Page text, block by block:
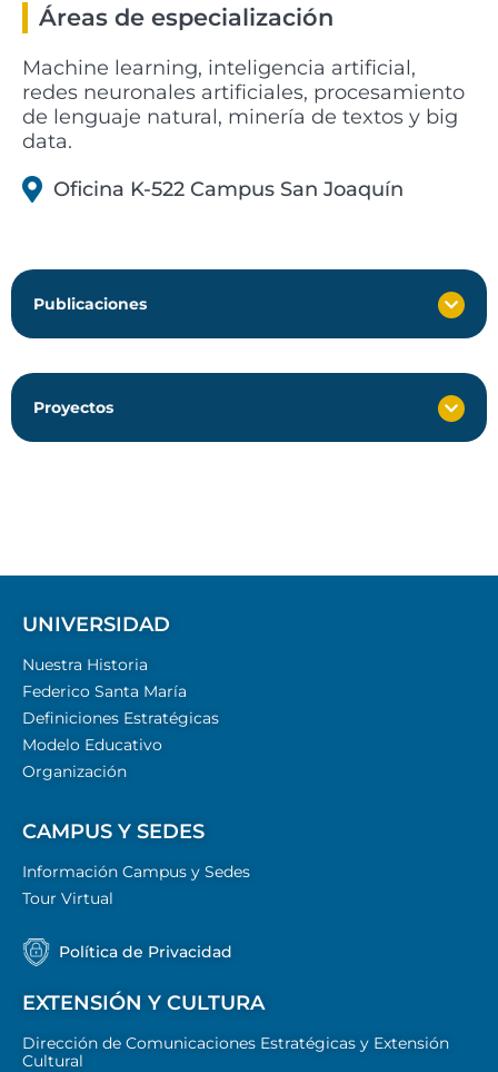
Áreas de especialización
Machine learning, inteligencia artificial,
redes neuronales artificiales, procesamiento
de lenguaje natural, minería de textos y big
data.
Oficina K-522 Campus San Joaquín
Publicaciones
Proyectos
UNIVERSIDAD
Nuestra Historia
Federico Santa María
Definiciones Estratégicas
Modelo Educativo
Organización
CAMPUS Y SEDES
Información Campus y Sedes
Tour Virtual
Política de Privacidad
EXTENSIÓN Y CULTURA
Dirección de Comunicaciones Estratégicas y Extensión
Cultural